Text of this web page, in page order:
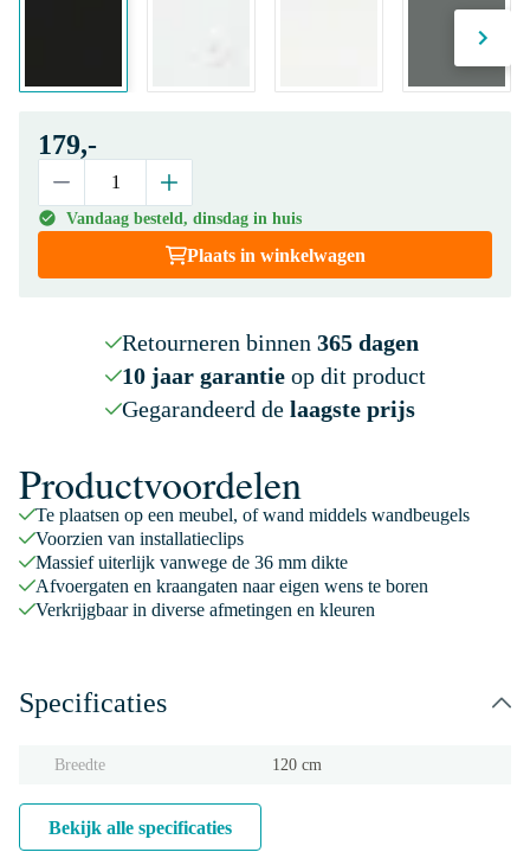
179,-
Vandaag besteld, dinsdag in huis
Plaats in winkelwagen
Retourneren binnen 365 dagen
10 jaar garantieop dit product
Gegarandeerd de laagste prijs
Productvoordelen
Te plaatsen op een meubel, of wand middels wandbeugels
Voorzien van installatieclips
Massief uiterlijk vanwege de 36 mm dikte
Afvoergaten en kraangaten naar eigen wens te boren
Verkrijgbaar in diverse afmetingen en kleuren
Specificaties
Breedte 120 cm
Bekijk alle specificaties